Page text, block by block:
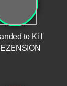
to Kill